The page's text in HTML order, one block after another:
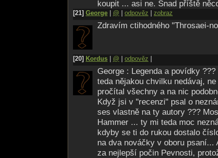
koupit ... asi ne. Snad příště
[21] George @ odpověz zobraz
Zdravím ctihodného "Throsaei-
[20] Kordus @ odpověz
George : Legenda a povídky
teda nějakou chvilku nedávaj,
pročítal všechny a na nic
Když jsi v "recenzi" psal o
ses vlastně na ty autory ???
Hammer ... ty mi teda moc
kdyby se ti do rukou dostalo
na dva nováčky v oboru psaní...
za nejlepší počin Pevnosti,